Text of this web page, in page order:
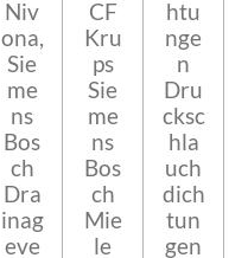
Niv
ona,
Sie
me
ns
Bos
ch
Dra
inag
eve
CF
Kru
ps
Sie
me
ns
Bos
ch
Mie
le
htu
nge
n
Dru
cksc
hla
uch
dich
tun
gen